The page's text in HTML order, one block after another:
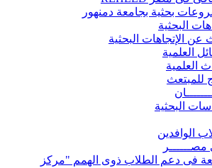
بحثية بجامعة دمنهور
البحثية
عن الإتجاهات البحثية
العلمية
العلمية
للمبتعث
البحثية
الوافدين
فى دعم الطلاب ذوى الهمم "مركز